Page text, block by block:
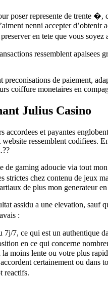
poser represente de trente
nenni accepter d’obtenir
en tete que vous
ressemblent
de paiement,
coiffure monetaires en
Julius Casino
et payantes
ressemblent codifiees.
gaming adoucie via tout
strictes chez contenu de
de plus mon generateur
assidu a une elevation,
:
7, ce qui est un
en ce qui concerne
moins lente ou votre plus
certainement ou
reactifs.